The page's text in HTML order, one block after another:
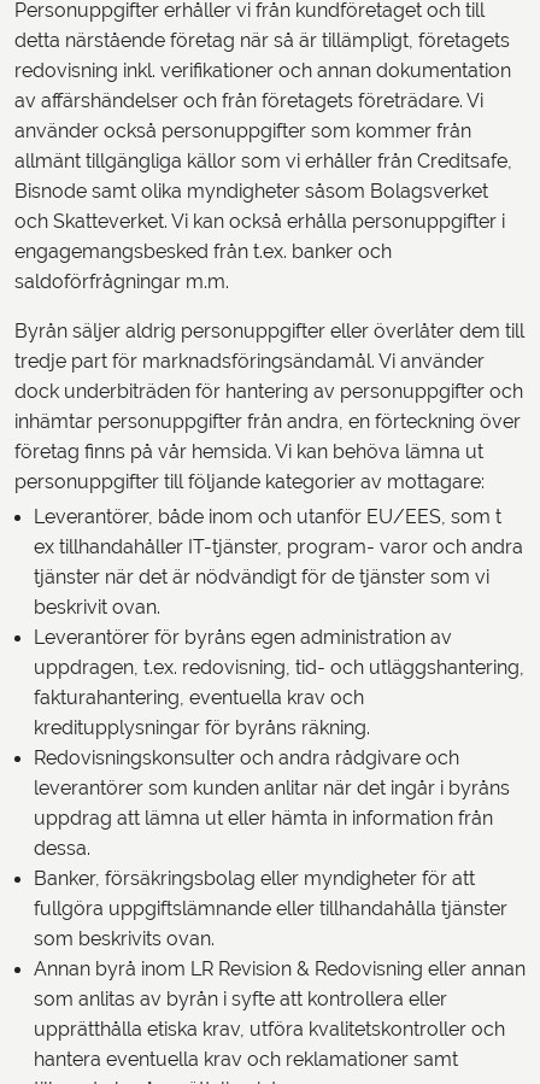
Personuppgifter erhåller vi från kundföretaget och till
detta närstående företag när så är tillämpligt, företagets
redovisning inkl. verifikationer och annan dokumentation
av affärshändelser och från företagets företrädare. Vi
använder också personuppgifter som kommer från
allmänt tillgängliga källor som vi erhåller från Creditsafe,
Bisnode samt olika myndigheter såsom Bolagsverket
och Skatteverket. Vi kan också erhålla personuppgifter i
engagemangsbesked från t.ex. banker och
saldoförfrågningar m.m.
Byrån säljer aldrig personuppgifter eller överlåter dem till
tredje part för marknadsföringsändamål. Vi använder
dock underbiträden för hantering av personuppgifter och
inhämtar personuppgifter från andra, en förteckning över
företag finns på vår hemsida. Vi kan behöva lämna ut
personuppgifter till följande kategorier av mottagare:
Leverantörer, både inom och utanför EU/EES, som t
ex tillhandahåller IT-tjänster, program- varor och andra
tjänster när det är nödvändigt för de tjänster som vi
beskrivit ovan.
Leverantörer för byråns egen administration av
uppdragen, t.ex. redovisning, tid- och utläggshantering,
fakturahantering, eventuella krav och
kreditupplysningar för byråns räkning.
Redovisningskonsulter och andra rådgivare och
leverantörer som kunden anlitar när det ingår i byråns
uppdrag att lämna ut eller hämta in information från
dessa.
Banker, försäkringsbolag eller myndigheter för att
fullgöra uppgiftslämnande eller tillhandahålla tjänster
som beskrivits ovan.
Annan byrå inom LR Revision & Redovisning eller annan
som anlitas av byrån i syfte att kontrollera eller
upprätthålla etiska krav, utföra kvalitetskontroller och
hantera eventuella krav och reklamationer samt